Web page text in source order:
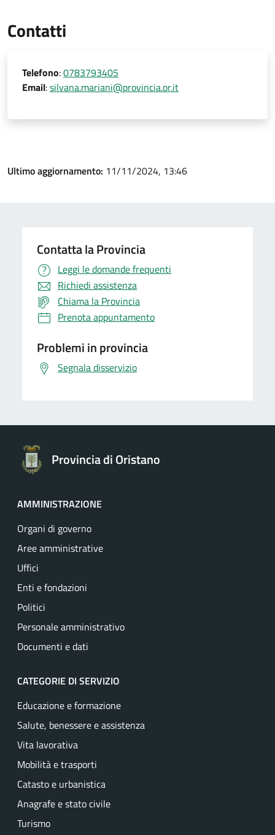
Contatti
Telefono:0783793405
Email:silvana.mariani@provincia.or.it
Ultimo aggiornamento: 11/11/2024, 13:46
Contatta la Provincia
Leggi le domande frequenti
Richiedi assistenza
Chiama la Provincia
Prenota appuntamento
Problemi in provincia
Segnala disservizio
Provincia di Oristano
AMMINISTRAZIONE
Organi di governo
Aree amministrative
Uffici
Enti e fondazioni
Politici
Personale amministrativo
Documenti e dati
CATEGORIE DI SERVIZIO
Educazione e formazione
Salute, benessere e assistenza
Vita lavorativa
Mobilità e trasporti
Catasto e urbanistica
Anagrafe e stato civile
Turismo